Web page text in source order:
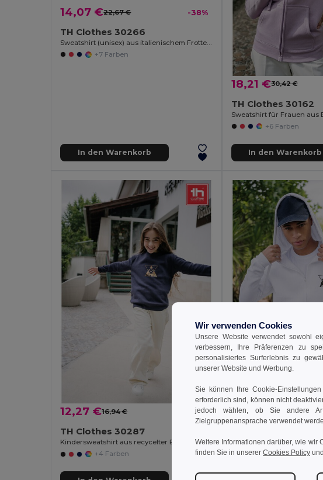
14,07 €22,67 € -38%
TH Clothes 30266
Sweatshirt (unisex) aus italienischem Frottee ohne Knopfleiste
+7 Farben
In den Warenkorb
18,21 €30,42 €
TH Clothes 30162
+6 Farben
In den Warenkorb
12,27 €16,94 € -28%
TH Clothes 30287
Kindersweatshirt aus recycelter Baumwolle und Polyester
+4 Farben
18,21 €27,24 €
+6 Farben
Wir verwenden Cookies
Unsere Website verwendet sowohl
verbessern, Ihre Präferenzen zu
personalisiertes Surferlebnis zu
unserer Website und Werbung.
Sie können Ihre Cookie-
erforderlich sind, können nicht
jedoch wählen, ob Sie andere
Zielgruppenansprache verwendet
Weitere Informationen darüber, wie wir
finden Sie in unserer Cookies Policy und